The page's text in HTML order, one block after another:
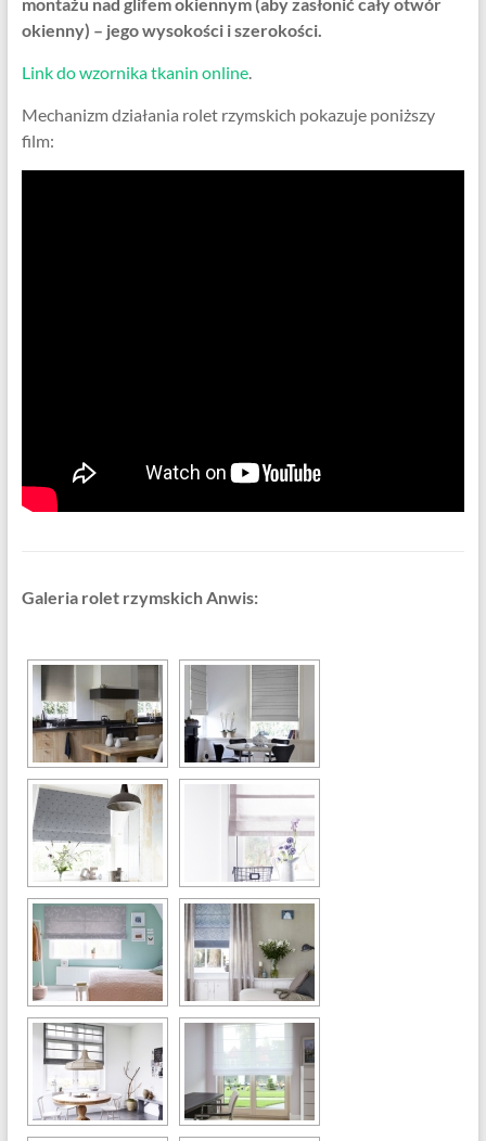
okienny) – jego wysokości i szerokości.
Link do wzornika tkanin online.
Mechanizm działania rolet rzymskich pokazuje poniższy
film:
Galeria rolet rzymskich Anwis: